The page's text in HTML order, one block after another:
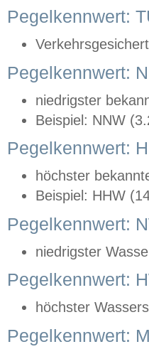
Pegelkennwert:
Pegelkennwert:
niedrigster
Beispiel: NNW
Pegelkennwert:
höchster
Beispiel: HHW
Pegelkennwert:
niedrigster
Pegelkennwert:
höchster
Pegelkennwert: